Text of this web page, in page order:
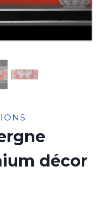
décor